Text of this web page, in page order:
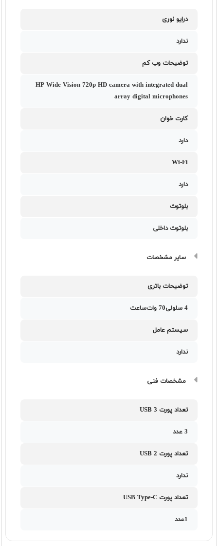
درایو نوری
ندارد
توضیحات وب کم
HP Wide Vision 720p HD camera with integrated dual
array digital microphones
کارت خوان
دارد
Wi-Fi
دارد
بلوتوث
بلوتوث داخلی
سایر مشخصات
توضیحات باتری
4 سلولی70 وات‌ساعت
سیستم عامل
ندارد
مشخصات فنی
تعداد پورت USB 3
3 عدد
تعداد پورت USB 2
ندارد
تعداد پورت USB Type-C
1عدد